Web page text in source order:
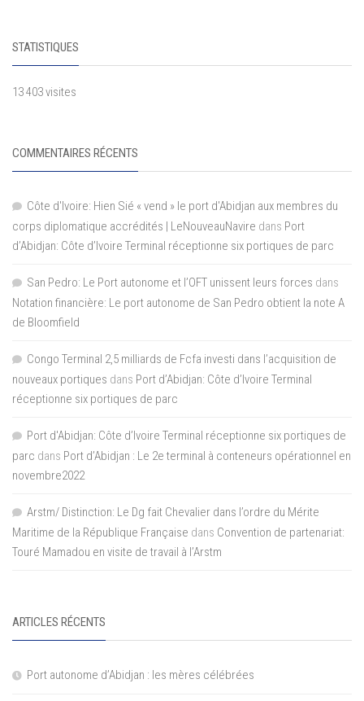
STATISTIQUES
13 403 visites
COMMENTAIRES RÉCENTS
Côte d'Ivoire: Hien Sié « vend » le port d'Abidjan aux membres du
corps diplomatique accrédités | LeNouveauNavire dans Port
d’Abidjan: Côte d’Ivoire Terminal réceptionne six portiques de parc
San Pedro: Le Port autonome et l’OFT unissent leurs forces dans
Notation financière: Le port autonome de San Pedro obtient la note A
de Bloomfield
Congo Terminal 2,5 milliards de Fcfa investi dans l’acquisition de
nouveaux portiques dans Port d’Abidjan: Côte d’Ivoire Terminal
réceptionne six portiques de parc
Port d'Abidjan: Côte d’Ivoire Terminal réceptionne six portiques de
parc dans Port d’Abidjan : Le 2e terminal à conteneurs opérationnel en
novembre2022
Arstm/ Distinction: Le Dg fait Chevalier dans l’ordre du Mérite
Maritime de la République Française dans Convention de partenariat:
Touré Mamadou en visite de travail à l’Arstm
ARTICLES RÉCENTS
Port autonome d’Abidjan : les mères célébrées